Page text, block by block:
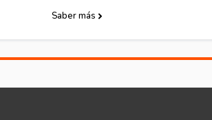
Descarga Folleto
Saber más